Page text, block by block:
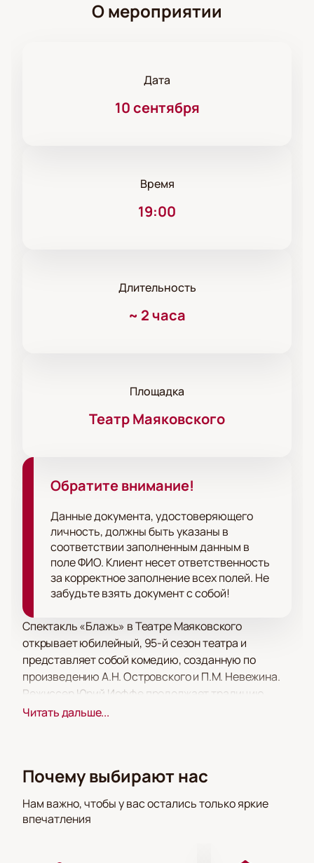
О мероприятии
Дата
10 сентября
Время
19:00
Длительность
~ 2 часа
Площадка
Театр Маяковского
Обратите внимание!
Данные документа, удостоверяющего
личность, должны быть указаны в
соответствии заполненным данным в
поле ФИО. Клиент несет ответственность
за корректное заполнение всех полей. Не
забудьте взять документ с собой!
Спектакль «Блажь» в Театре Маяковского
открывает юбилейный, 95-й сезон театра и
представляет собой комедию, созданную по
произведению А.Н. Островского и П.М. Невежина.
Режиссер Юрий Иоффе продолжает традицию
постановок по произведениям классиков мировой
Аугшкап и Всеволод Макаров.
помещицы-вдовы Серафимы Сарытовой, чья
молодость прошла без радостей. Все изменилось
Читать дальше...
Почему выбирают нас
Нам важно, чтобы у вас остались только яркие
впечатления